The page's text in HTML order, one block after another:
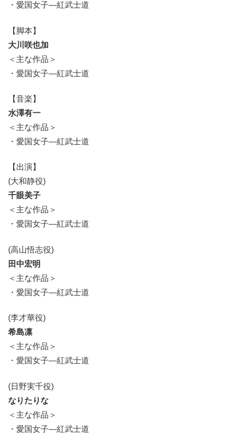
・愛国女子―紅武士道
【脚本】
大川咲也加
＜主な作品＞
・愛国女子―紅武士道
【音楽】
水澤有一
＜主な作品＞
・愛国女子―紅武士道
【出演】
(大和静役)
千眼美子
＜主な作品＞
・愛国女子―紅武士道
(高山悟志役)
田中宏明
＜主な作品＞
・愛国女子―紅武士道
(李才華役)
希島凛
＜主な作品＞
・愛国女子―紅武士道
(日野実千役)
なりたりな
＜主な作品＞
・愛国女子―紅武士道